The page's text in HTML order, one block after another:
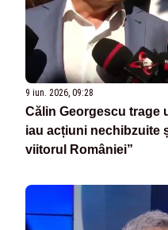
9 iun. 2026, 09:28
Călin Georgescu trage
iau acțiuni nechibzuite
viitorul României”